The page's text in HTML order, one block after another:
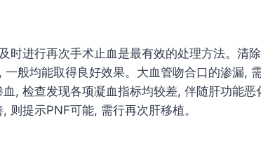
时进行再次手术止血是最有效的处理方法。清
般均能取得良好效果。大血管吻合口的渗漏,
, 检查发现各项凝血指标均较差, 伴随肝功能
则提示PNF可能, 需行再次肝移植。